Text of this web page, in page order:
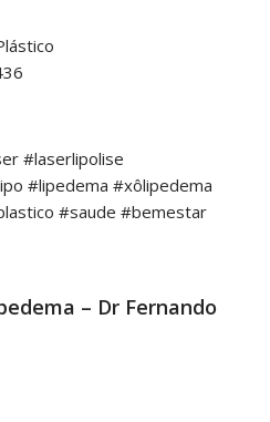
#laserlipolise
#lipedema #xôlipedema
#saude #bemestar
– Dr Fernando